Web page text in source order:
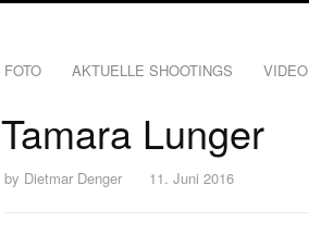
FOTO AKTUELLE SHOOTINGS VIDEO
Tamara Lunger
by Dietmar Denger 11. Juni 2016